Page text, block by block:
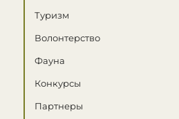
Туризм
Волонтерство
Фауна
Конкурсы
Партнеры